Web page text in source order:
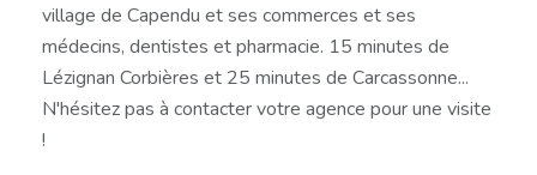
village de Capendu et ses commerces et ses
médecins, dentistes et pharmacie. 15 minutes de
Lézignan Corbières et 25 minutes de Carcassonne...
N'hésitez pas à contacter votre agence pour une visite
!